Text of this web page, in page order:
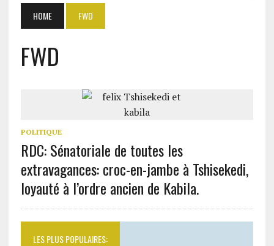
HOME FWD
FWD
POLITIQUE
RDC: Sénatoriale de toutes les
extravagances: croc-en-jambe à Tshisekedi,
loyauté à l’ordre ancien de Kabila.
LES PLUS POPULAIRES: